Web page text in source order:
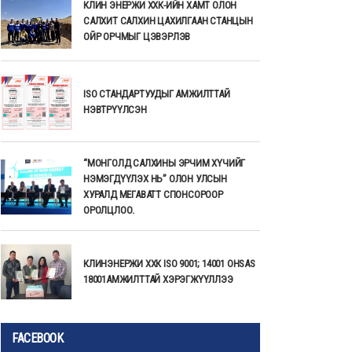
КЛИН ЭНЕРЖИ ХХК-ИЙН ХАМТ ОЛОН
САЛХИТ САЛХИН ЦАХИЛГААН СТАНЦЫН
ОЙР ОРЧМЫГ ЦЭВЭРЛЭВ
ISO СТАНДАРТУУДЫГ АМЖИЛТТАЙ
НЭВТРҮҮЛСЭН
“МОНГОЛД САЛХИНЫ ЭРЧИМ ХҮЧИЙГ
НЭМЭГДҮҮЛЭХ НЬ” ОЛОН УЛСЫН
ХУРАЛД МЕГАВАТТ СПОНСОРООР
ОРОЛЦЛОО.
КЛИНЭНЕРЖИ ХХК ISO 9001; 14001 OHSAS
18001АМЖИЛТТАЙ ХЭРЭГЖҮҮЛЛЭЭ
FACEBOOK